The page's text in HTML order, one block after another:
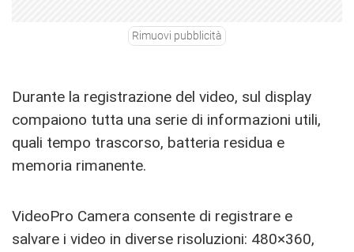
Rimuovi pubblicità
Durante la registrazione del video, sul display
compaiono tutta una serie di informazioni utili,
quali tempo trascorso, batteria residua e
memoria rimanente.
VideoPro Camera consente di registrare e
salvare i video in diverse risoluzioni: 480×360,